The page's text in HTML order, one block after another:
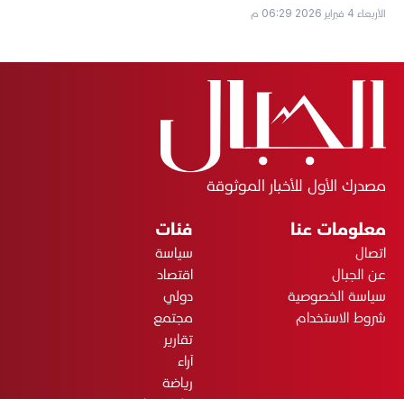
الأربعاء 4 فبراير 2026 06:29 م
مصدرك الأول للأخبار الموثوقة
معلومات عنا
اتصال
عن الجبال
سياسة الخصوصية
شروط الاستخدام
فئات
سياسة
اقتصاد
دولي
مجتمع
تقارير
آراء
رياضة